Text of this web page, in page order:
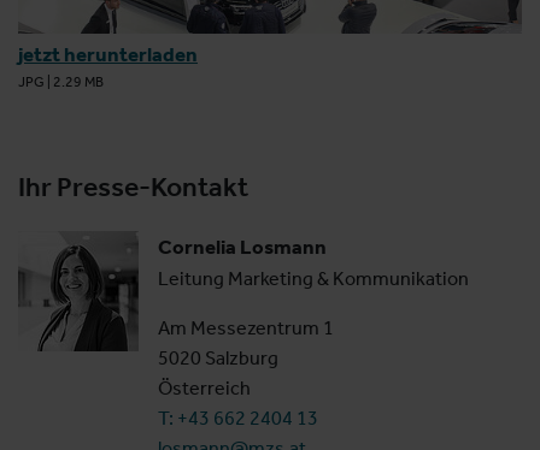
jetzt herunterladen
JPG 2.29 MB
Ihr Presse-Kontakt
Cornelia Losmann
Leitung Marketing & Kommunikation
Am Messezentrum 1
5020 Salzburg
Österreich
T: +43 662 2404 13